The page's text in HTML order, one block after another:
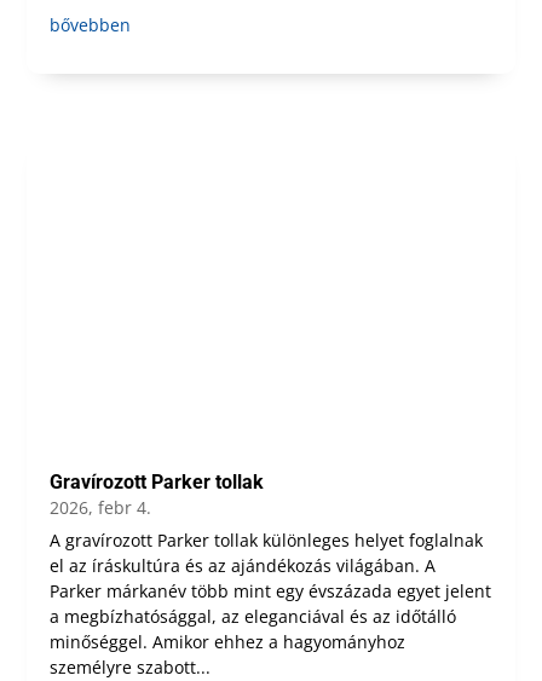
bővebben
Gravírozott Parker tollak
2026, febr 4.
A gravírozott Parker tollak különleges helyet foglalnak
el az íráskultúra és az ajándékozás világában. A
Parker márkanév több mint egy évszázada egyet jelent
a megbízhatósággal, az eleganciával és az időtálló
minőséggel. Amikor ehhez a hagyományhoz
személyre szabott...